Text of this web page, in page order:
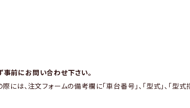
前にお問い合わせ下さい。
際には、注文フォームの備考欄に「車台番号」、「型式」、「型